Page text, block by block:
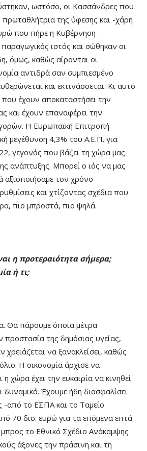
ωστόσο, οι Κασσάνδρες που
της ύφεσης και -χάρη
που πήρε η Κυβέρνηση-
ιστός και σώθηκαν οι
όμως, καθώς αίρονται οι
αντιδρά σαν συμπιεσμένο
και εκτινάσσεται. Κι αυτό
που έχουν αποκαταστήσει την
και έχουν επαναφέρει την
Η Ευρωπαϊκή Επιτροπή
μεγέθυνση 4,3% του Α.Ε.Π. για
γεγονός που βάζει τη χώρα μας
ανάπτυξης. Μπορεί ο ιός να μας
αξιοποιήσαμε τον χρόνο
και χτίζοντας σχέδια που
πιο μπροστά, πιο ψηλά.
η προτεραιότητα σήμερα;
ή τι;
Θα πάρουμε όποια μέτρα
προστασία της δημόσιας υγείας,
χρειάζεται να ξανακλείσει, καθώς
Η οικονομία άρχισε να
η χώρα έχει την ευκαιρία να κινηθεί
Έχουμε ήδη διασφαλίσει
-από το ΕΣΠΑ και το Ταμείο
70 δισ. ευρώ για τα επόμενα επτά
το Εθνικό Σχέδιο Ανάκαμψης
άξονες την πράσινη και τη